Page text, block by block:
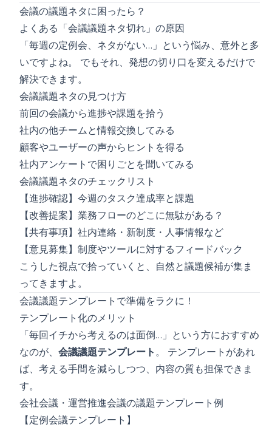
会議の議題ネタに困ったら？
よくある「会議議題ネタ切れ」の原因
「毎週の定例会、ネタがない…」という悩み、意外と多
いですよね。 でもそれ、発想の切り口を変えるだけで
解決できます。
会議議題ネタの見つけ方
前回の会議から進捗や課題を拾う
社内の他チームと情報交換してみる
顧客やユーザーの声からヒントを得る
社内アンケートで困りごとを聞いてみる
会議議題ネタのチェックリスト
【進捗確認】今週のタスク達成率と課題
【改善提案】業務フローのどこに無駄がある？
【共有事項】社内連絡・新制度・人事情報など
【意見募集】制度やツールに対するフィードバック
こうした視点で拾っていくと、自然と議題候補が集ま
ってきますよ。
会議議題テンプレートで準備をラクに！
テンプレート化のメリット
「毎回イチから考えるのは面倒…」という方におすすめ
なのが、 会議議題テンプレート 。 テンプレートがあれ
ば、考える手間を減らしつつ、内容の質も担保できま
す。
会社会議・運営推進会議の議題テンプレート例
【定例会議テンプレート】